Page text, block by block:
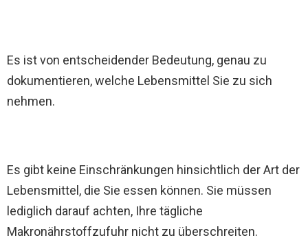
Es ist von entscheidender Bedeutung, genau zu
dokumentieren, welche Lebensmittel Sie zu sich
nehmen.
Es gibt keine Einschränkungen hinsichtlich der Art der
Lebensmittel, die Sie essen können. Sie müssen
lediglich darauf achten, Ihre tägliche
Makronährstoffzufuhr nicht zu überschreiten.